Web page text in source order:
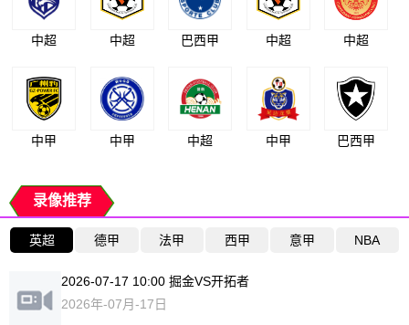
中超 中超 巴西甲 中超 中超
中甲 中甲 中超 中甲 巴西甲
录像推荐
英超 德甲 法甲 西甲 意甲 NBA
2026-07-17 10:00 掘金VS开拓者
2026年-07月-17日